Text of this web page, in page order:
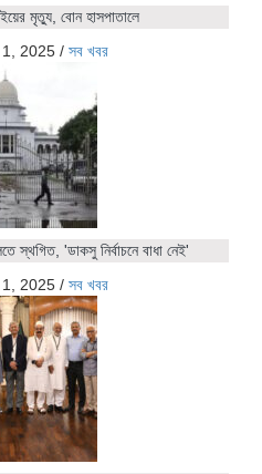
মৃত্যু, বোন হাসপাতালে
2025 / সব খবর
স্থগিত, 'ডাকসু নির্বাচনে বাধা নেই'
2025 / সব খবর